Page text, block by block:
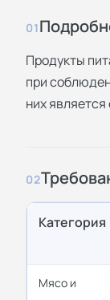
01
Продукты
при
них
02
Категория
Мясо и